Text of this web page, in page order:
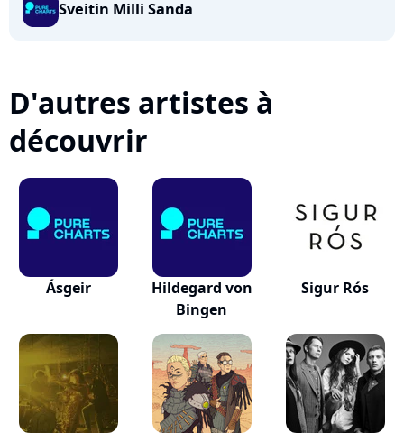
Sveitin Milli Sanda
D'autres artistes à
découvrir
Ásgeir
Hildegard von
Bingen
Sigur Rós